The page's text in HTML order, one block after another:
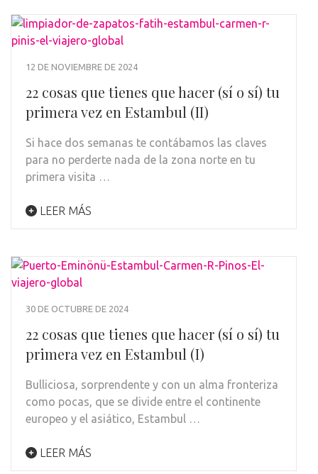
12 DE NOVIEMBRE DE 2024
22 cosas que tienes que hacer (sí o sí) tu
primera vez en Estambul (II)
Si hace dos semanas te contábamos las claves
para no perderte nada de la zona norte en tu
primera visita …
LEER MÁS
30 DE OCTUBRE DE 2024
22 cosas que tienes que hacer (sí o sí) tu
primera vez en Estambul (I)
Bulliciosa, sorprendente y con un alma fronteriza
como pocas, que se divide entre el continente
europeo y el asiático, Estambul …
LEER MÁS